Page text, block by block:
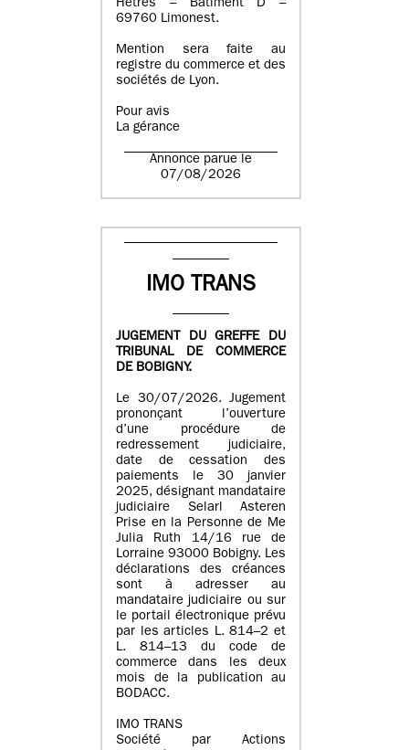
Hêtres – Bâtiment D –
69760 Limonest.
Mention sera faite au
registre du commerce et des
sociétés de Lyon.
Pour avis
La gérance
Annonce parue le
07/08/2026
IMO TRANS
JUGEMENT DU GREFFE DU
TRIBUNAL DE COMMERCE
DE BOBIGNY.
Le 30/07/2026. Jugement
prononçant l’ouverture
d’une procédure de
redressement judiciaire,
date de cessation des
paiements le 30 janvier
2025, désignant mandataire
judiciaire Selarl Asteren
Prise en la Personne de Me
Julia Ruth 14/16 rue de
Lorraine 93000 Bobigny. Les
déclarations des créances
sont à adresser au
mandataire judiciaire ou sur
le portail électronique prévu
par les articles L. 814–2 et
L. 814–13 du code de
commerce dans les deux
mois de la publication au
BODACC.
IMO TRANS
Société par Actions